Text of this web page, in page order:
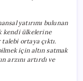
yatırımı bulunan
kendi ülkelerine
ortaya çıktı.
için altın satmak
arzını artırdı ve